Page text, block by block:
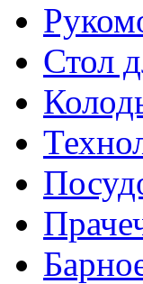
Стол